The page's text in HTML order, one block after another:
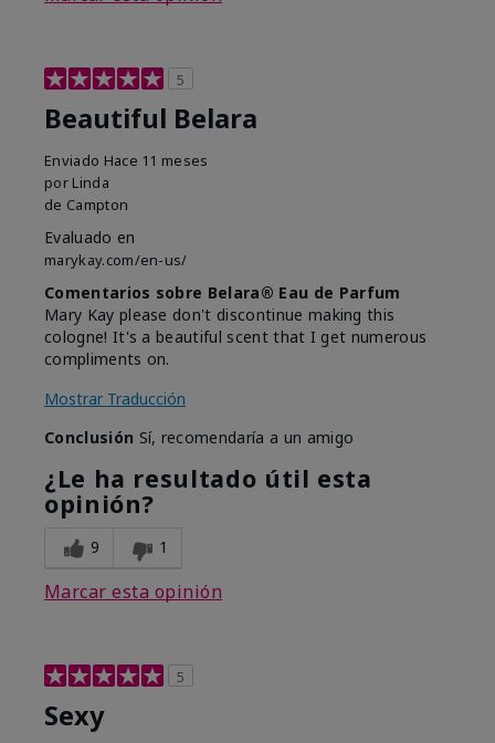
5
Beautiful Belara
Enviado Hace 11 meses
por Linda
de Campton
Evaluado en
marykay.com/en-us/
Comentarios sobre Belara® Eau de Parfum
Mary Kay please don't discontinue making this
cologne! It's a beautiful scent that I get numerous
compliments on.
Mostrar Traducción
Conclusión Sí, recomendaría a un amigo
¿Le ha resultado útil esta
opinión?
9 1
Marcar esta opinión
5
Sexy